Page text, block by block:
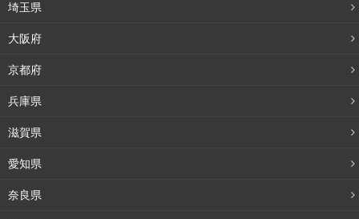
朝がバタバタなら夜掃除も
う人も多いですよね。掃除は必ず朝とは限りません。夜の
方が時間が取れるのなら、夜でもいいのです。
ただ、掃除機のように大きな音がしてしまう物は近所迷惑
になることも考えましょう。例えば、フローリングワイパ
埼玉県
大阪府
京都府
兵庫県
滋賀県
愛知県
奈良県